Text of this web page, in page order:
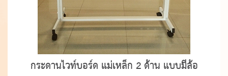
กระดานไวท์บอร์ด แม่เหล็ก 2 ด้าน แบบมีล้อ